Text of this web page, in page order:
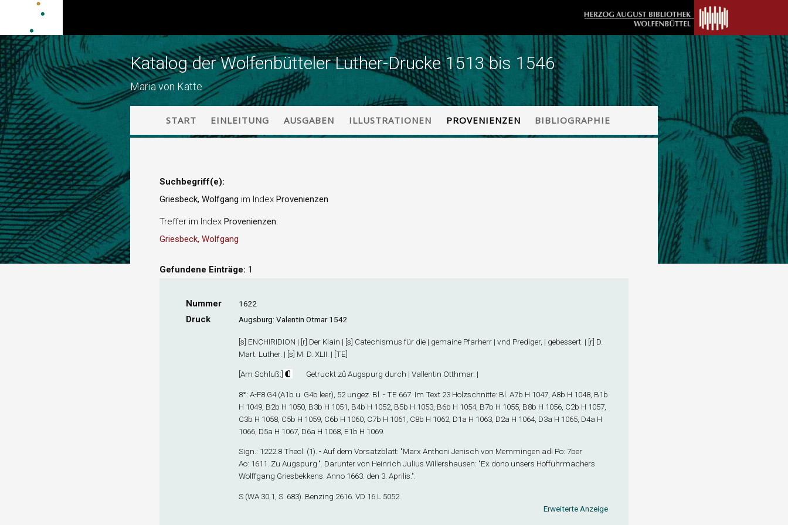
Katalog der Wolfenbütteler Luther-Drucke 1513 bis 1546
Maria von Katte
START EINLEITUNG AUSGABEN ILLUSTRATIONEN PROVENIENZEN BIBLIOGRAPHIE
Suchbegriff(e):
Griesbeck, Wolfgang im Index Provenienzen
Treffer im Index Provenienzen:
Griesbeck, Wolfgang
Gefundene Einträge: 1
Nummer 1622
Druck Augsburg: Valentin Otmar 1542
[s] ENCHIRIDION | [r] Der Klain | [s] Catechismus für die | gemaine Pfarherr | vnd Prediger, | gebessert. | [r] D.
Mart. Luther. | [s] M. D. XLII. | [TE]
[Am Schluß:] Getruckt zů Augspurg durch | Vallentin Otthmar. |
8°: A-F8 G4(A1b u. G4b leer), 52 ungez. Bl. - TE 667. Im Text 23 Holzschnitte: Bl. A7b H 1047, A8b H 1048, B1b
H 1049, B2b H 1050, B3b H 1051, B4b H 1052, B5b H 1053, B6b H 1054, B7b H 1055, B8b H 1056, C2b H 1057,
C3b H 1058, C5b H 1059, C6b H 1060, C7b H 1061, C8b H 1062, D1a H 1063, D2a H 1064, D3a H 1065, D4a H
1066, D5a H 1067, D6a H 1068, E1b H 1069.
Sign .: 1222.8 Theol. (1). - Auf dem Vorsatzblatt: "Marx Anthoni Jenisch von Memmingen adi Po: 7ber
Ao:.1611. Zu Augspurg.". Darunter von Heinrich Julius Willershausen: "Ex dono unsers Hoffuhrmachers
Wolffgang Griesbekkens. Anno 1663. den 3. Aprilis.".
S (WA 30,1, S. 683). Benzing 2616. VD 16 L 5052.
Erweiterte Anzeige